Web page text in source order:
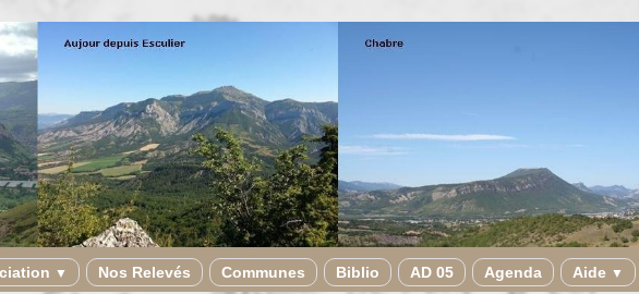
▼ Nos Relevés Communes Biblio AD 05 Agenda Aide ▼